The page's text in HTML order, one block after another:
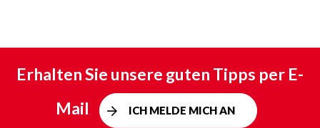
Erhalten Sie unsere guten Tipps per E-
Mail
ICH MELDE MICH AN